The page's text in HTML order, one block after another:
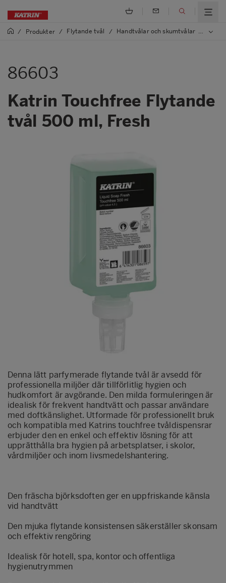
/ Produkter / Flytande tvål / Handtvålar och skumtvålar /
86603
Katrin Touchfree Flytande
tvål 500 ml, Fresh
Denna lätt parfymerade flytande tvål är avsedd för
professionella miljöer där tillförlitlig hygien och
hudkomfort är avgörande. Den milda formuleringen är
idealisk för frekvent handtvätt och passar användare
med doftkänslighet. Utformade för professionellt bruk
och kompatibla med Katrins touchfree tvåldispensrar
erbjuder den en enkel och effektiv lösning för att
upprätthålla bra hygien på arbetsplatser, i skolor,
vårdmiljöer och inom livsmedelshantering.
Den fräscha björksdoften ger en uppfriskande känsla
vid handtvätt
Den mjuka flytande konsistensen säkerställer skonsam
och effektiv rengöring
Idealisk för hotell, spa, kontor och offentliga
hygienutrymmen